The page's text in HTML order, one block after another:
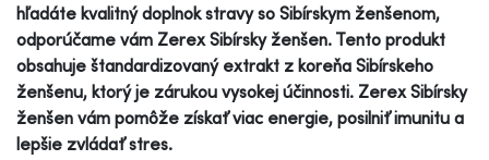
hľadáte kvalitný doplnok stravy so Sibírskym ženšenom,
odporúčame vám Zerex Sibírsky ženšen. Tento produkt
obsahuje štandardizovaný extrakt z koreňa Sibírskeho
ženšenu, ktorý je zárukou vysokej účinnosti. Zerex Sibírsky
ženšen vám pomôže získať viac energie, posilniť imunitu a
lepšie zvládať stres.